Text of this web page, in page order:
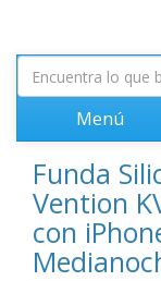
Menú
Funda
Vention
con